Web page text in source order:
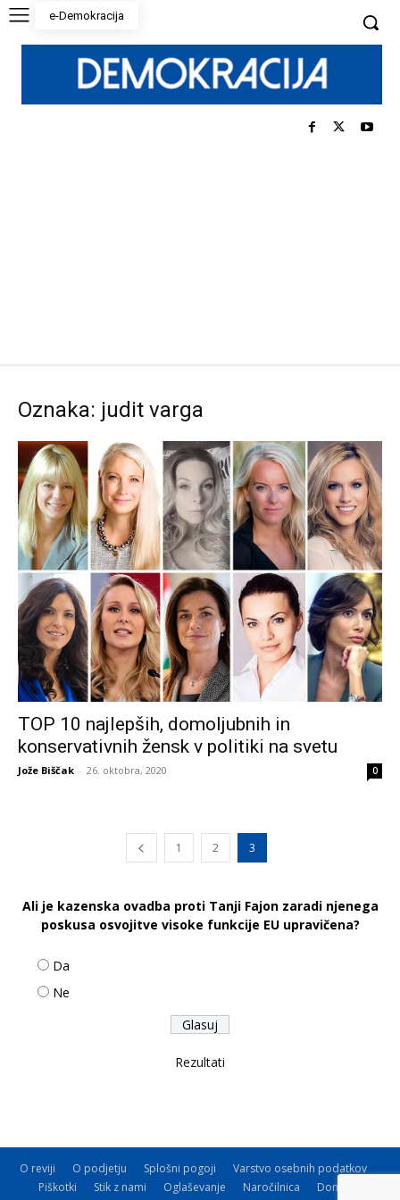
e-Demokracija
Oznaka: judit varga
TOP 10 najlepših, domoljubnih in
konservativnih žensk v politiki na svetu
Jože Biščak - 26. oktobra, 2020 0
1 2 3
Ali je kazenska ovadba proti Tanji Fajon zaradi njenega
poskusa osvojitve visoke funkcije EU upravičena?
Da
Ne
Rezultati
O reviji O podjetju Splošni pogoji
Varstvo osebnih podatkov
Piškotki
Stik z nami Oglaševanje Naročilnica Donacije